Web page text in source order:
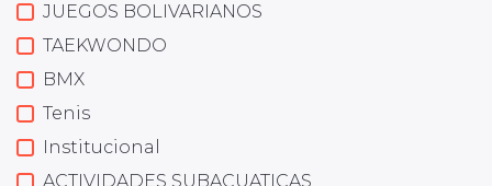
JUEGOS BOLIVARIANOS
TAEKWONDO
BMX
Tenis
Institucional
ACTIVIDADES SUBACUATICAS